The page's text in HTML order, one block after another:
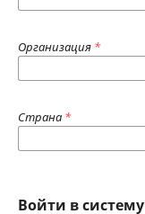
Организация *
Страна *
Войти в систему